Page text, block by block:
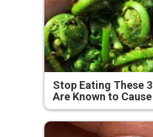
Stop Eating These
Are Known to